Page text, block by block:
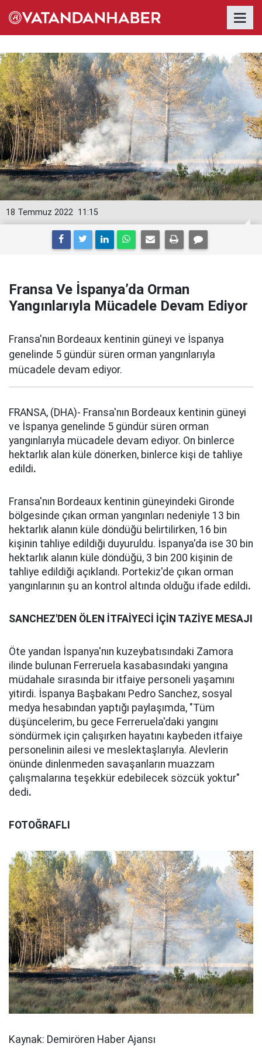
11:15
18 Temmuz 2022
Fransa Ve İspanya’da Orman
Yangınlarıyla Mücadele Devam Ediyor
Fransa'nın Bordeaux kentinin güneyi ve İspanya
genelinde 5 gündür süren orman yangınlarıyla
mücadele devam ediyor.
FRANSA, (DHA)- Fransa'nın Bordeaux kentinin güneyi
ve İspanya genelinde 5 gündür süren orman
yangınlarıyla mücadele devam ediyor. On binlerce
hektarlık alan küle dönerken, binlerce kişi de tahliye
edildi.
Fransa'nın Bordeaux kentinin güneyindeki Gironde
bölgesinde çıkan orman yangınları nedeniyle 13 bin
hektarlık alanın küle döndüğü belirtilirken, 16 bin
kişinin tahliye edildiği duyuruldu. İspanya'da ise 30 bin
hektarlık alanın küle döndüğü, 3 bin 200 kişinin de
tahliye edildiği açıklandı. Portekiz'de çıkan orman
yangınlarının şu an kontrol altında olduğu ifade edildi.
SANCHEZ'DEN ÖLEN İTFAİYECİ İÇİN TAZİYE MESAJI
Öte yandan İspanya'nın kuzeybatısındaki Zamora
ilinde bulunan Ferreruela kasabasındaki yangına
müdahale sırasında bir itfaiye personeli yaşamını
yitirdi. İspanya Başbakanı Pedro Sanchez, sosyal
medya hesabından yaptığı paylaşımda, "Tüm
düşüncelerim, bu gece Ferreruela'daki yangını
söndürmek için çalışırken hayatını kaybeden itfaiye
personelinin ailesi ve meslektaşlarıyla. Alevlerin
önünde dinlenmeden savaşanların muazzam
çalışmalarına teşekkür edebilecek sözcük yoktur"
dedi.
FOTOĞRAFLI
Kaynak: Demirören Haber Ajansı